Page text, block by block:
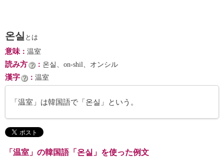
온실 とは
意味： 温室
読み方 ： 온실、on-shil、オンシル
漢字 ： 温室
「温室」は韓国語で「온실」という。
「温室」の韓国語「온실」を使った例文